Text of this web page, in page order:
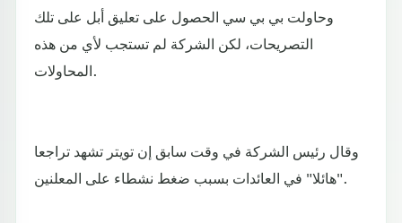
وحاولت بي بي سي الحصول على تعليق أبل على تلك
التصريحات، لكن الشركة لم تستجب لأي من هذه
المحاولات.
وقال رئيس الشركة في وقت سابق إن تويتر تشهد تراجعا
"هائلا" في العائدات بسبب ضغط نشطاء على المعلنين.